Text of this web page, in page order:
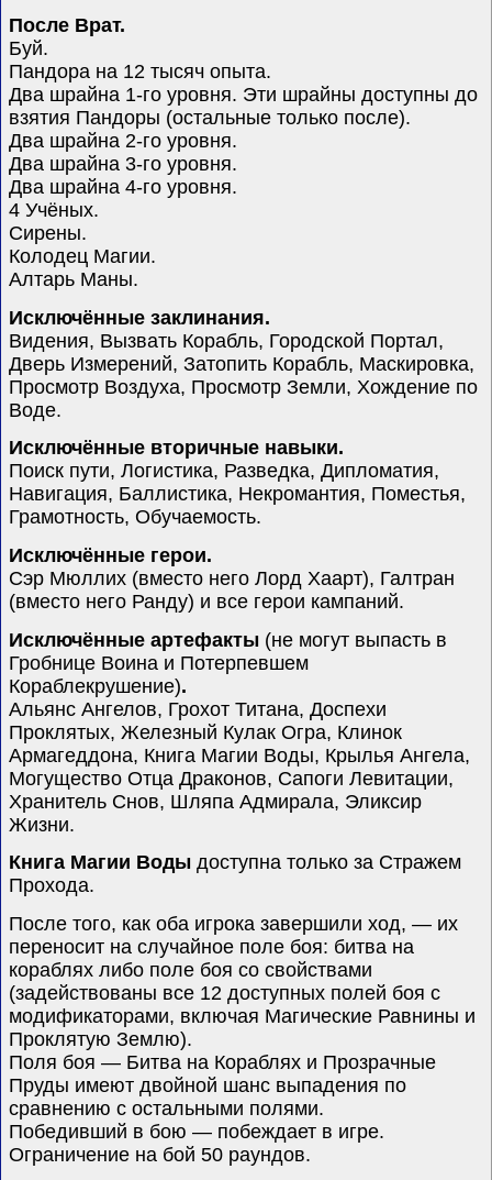
После Врат.
Буй.
Пандора на 12 тысяч опыта.
Два шрайна 1-го уровня. Эти шрайны доступны до
взятия Пандоры (остальные только после).
Два шрайна 2-го уровня.
Два шрайна 3-го уровня.
Два шрайна 4-го уровня.
4 Учёных.
Сирены.
Колодец Магии.
Алтарь Маны.
Исключённые заклинания.
Видения, Вызвать Корабль, Городской Портал,
Дверь Измерений, Затопить Корабль, Маскировка,
Просмотр Воздуха, Просмотр Земли, Хождение по
Воде.
Исключённые вторичные навыки.
Поиск пути, Логистика, Разведка, Дипломатия,
Навигация, Баллистика, Некромантия, Поместья,
Грамотность, Обучаемость.
Исключённые герои.
Сэр Мюллих (вместо него Лорд Хаарт), Галтран
(вместо него Ранду) и все герои кампаний.
Исключённые артефакты (не могут выпасть в
Гробнице Воина и Потерпевшем
Кораблекрушение).
Альянс Ангелов, Грохот Титана, Доспехи
Проклятых, Железный Кулак Огра, Клинок
Армагеддона, Книга Магии Воды, Крылья Ангела,
Могущество Отца Драконов, Сапоги Левитации,
Хранитель Снов, Шляпа Адмирала, Эликсир
Жизни.
Книга Магии Воды доступна только за Стражем
Прохода.
После того, как оба игрока завершили ход, — их
переносит на случайное поле боя: битва на
кораблях либо поле боя со свойствами
(задействованы все 12 доступных полей боя с
модификаторами, включая Магические Равнины и
Проклятую Землю).
Поля боя — Битва на Кораблях и Прозрачные
Пруды имеют двойной шанс выпадения по
сравнению с остальными полями.
Победивший в бою — побеждает в игре.
Ограничение на бой 50 раундов.